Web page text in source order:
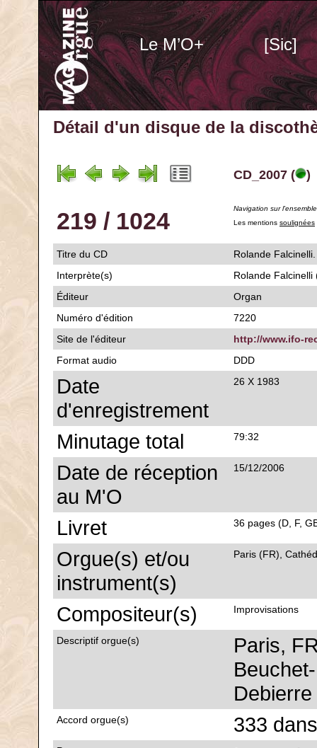
Le M’O+ [Sic]
Détail d'un disque de la
CD_2007 ( )
219 / 1024
Navigation sur
Les mentions soulignées
Titre du CD
Rolande
Interprète(s)
Rolande Falcinelli
Éditeur
Organ
Numéro d'édition
7220
Site de l'éditeur
http://www.ifo-
Format audio
DDD
Date
d'enregistrement
26 X 1983
Minutage total 79:32
Date de réception
au M'O
15/12/2006
Livret 36 pages (D, F,
Orgue(s) et/ou
instrument(s)
Paris (FR),
Compositeur(s) Improvisations
Descriptif orgue(s)
Paris,
Accord orgue(s) 333